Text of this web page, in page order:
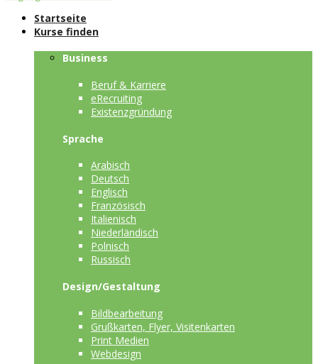
Startseite
Kurse finden
Business
Beruf & Karriere
eRecruiting
Existenzgründung
Sprache
Arabisch
Deutsch
Englisch
Französisch
Italienisch
Niederländisch
Polnisch
Russisch
Design/Gestaltung
Bildbearbeitung
Grußkarten, Flyer, Visitenkarten
Print Medien
Webdesign